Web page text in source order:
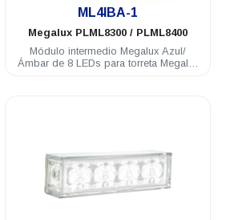
ML4IBA-1
Megalux PLML8300 / PLML8400
Módulo intermedio Megalux Azul/
Ámbar de 8 LEDs para torreta Megalux